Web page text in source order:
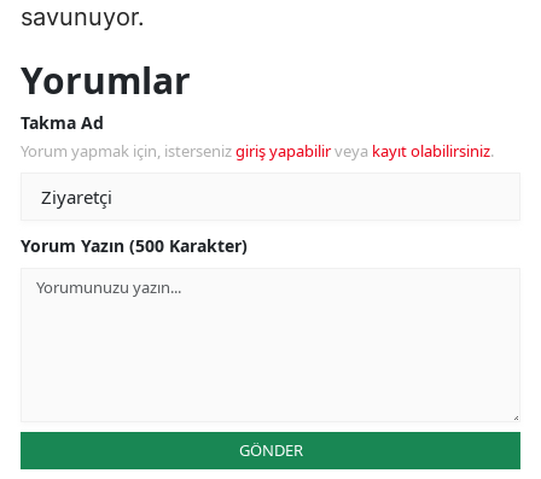
savunuyor.
Yorumlar
Takma Ad
Yorum yapmak için, istersenizgiriş yapabilirveya kayıt olabilirsiniz.
Yorum Yazın (500 Karakter)
GÖNDER